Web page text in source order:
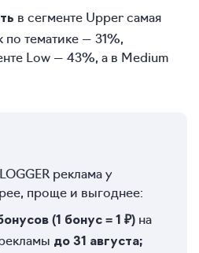
в сегменте Upper самая
по тематике — 31%,
Low — 43%, а в Medium
реклама у
проще и выгоднее:
(1 бонус = 1 ₽) на
до 31 августа;